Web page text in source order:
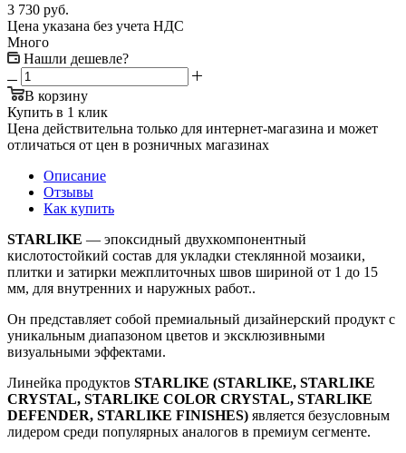
3 730 руб.
Цена указана без учета НДС
Много
Нашли дешевле?
В корзину
Купить в 1 клик
Цена действительна только для интернет-магазина и может
отличаться от цен в розничных магазинах
Описание
Отзывы
Как купить
STARLIKE — эпоксидный двухкомпонентный
кислотостойкий состав для укладки стеклянной мозаики,
плитки и затирки межплиточных швов шириной от 1 до 15
мм, для внутренних и наружных работ..
Он представляет собой премиальный дизайнерский продукт с
уникальным диапазоном цветов и эксклюзивными
визуальными эффектами.
Линейка продуктов STARLIKE (STARLIKE, STARLIKE
CRYSTAL, STARLIKE COLOR CRYSTAL, STARLIKE
DEFENDER, STARLIKE FINISHES) является безусловным
лидером среди популярных аналогов в премиум сегменте.